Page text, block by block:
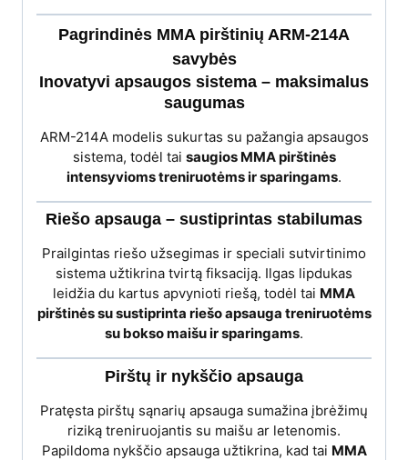
Pagrindinės MMA pirštinių ARM-214A
savybės
Inovatyvi apsaugos sistema – maksimalus
saugumas
ARM-214A modelis sukurtas su pažangia apsaugos
sistema, todėl tai saugios MMA pirštinės
intensyvioms treniruotėms ir sparingams.
Riešo apsauga – sustiprintas stabilumas
Prailgintas riešo užsegimas ir speciali sutvirtinimo
sistema užtikrina tvirtą fiksaciją. Ilgas lipdukas
leidžia du kartus apvynioti riešą, todėl tai MMA
pirštinės su sustiprinta riešo apsauga treniruotėms
su bokso maišu ir sparingams.
Pirštų ir nykščio apsauga
Pratęsta pirštų sąnarių apsauga sumažina įbrėžimų
riziką treniruojantis su maišu ar letenomis.
Papildoma nykščio apsauga užtikrina, kad tai MMA